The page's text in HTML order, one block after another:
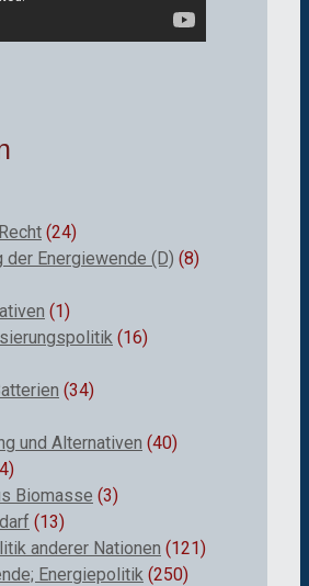
(24)
der Energiewende (D) (8)
(1)
(16)
(34)
und Alternativen (40)
Biomasse (3)
(13)
anderer Nationen (121)
Energiepolitik (250)